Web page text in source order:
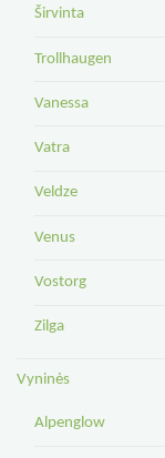
Širvinta
Trollhaugen
Vanessa
Vatra
Veldze
Venus
Vostorg
Zilga
Vyninės
Alpenglow